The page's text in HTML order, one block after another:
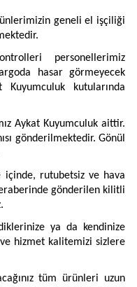
geneli el işçiliği
personellerimiz
hasar görmeyecek
kutularında
Aykat Kuyumculuk aittir.
gönderilmektedir. Gönül
içinde, rutubetsiz ve hava
gönderilen kilitli
ya da kendinize
hizmet kalitemizi sizlere
tüm ürünleri uzun